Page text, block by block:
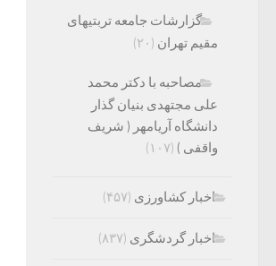
گزارشات جامعه تربتیهای
مقیم تهران (۲۰)
مصاحبه با دکتر محمد
علی مجتهدی بنیان گذار
دانشگاه آریامهر ( شریف
واقفی ) (۱۰۷)
اخبار کشاورزی (۴۵۷)
اخبار گردشگری (۸۳۷)